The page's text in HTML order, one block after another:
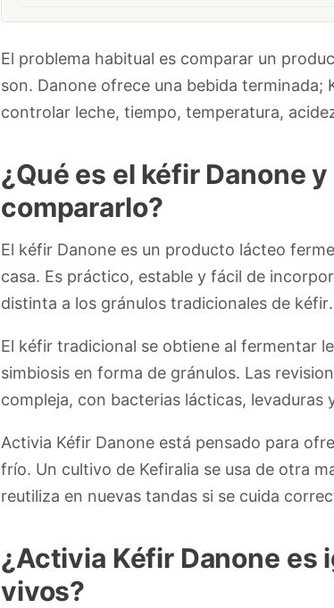
El problema habitual es comparar un
son. Danone ofrece una bebida
controlar leche, tiempo, temperatura,
¿Qué es el kéfir Danone
compararlo?
El kéfir Danone es un producto lácteo
casa. Es práctico, estable y fácil de
distinta a los gránulos tradicionales de kéfir.
El kéfir tradicional se obtiene al fermentar
simbiosis en forma de gránulos. Las
compleja, con bacterias lácticas,
Activia Kéfir Danone está pensado para
frío. Un cultivo de Kefiralia se usa de otra
reutiliza en nuevas tandas si se cuida
¿Activia Kéfir Danone es
vivos?